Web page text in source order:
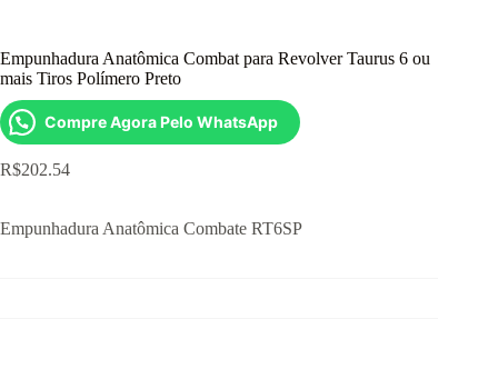
Empunhadura Anatômica Combat para Revolver Taurus 6 ou
mais Tiros Polímero Preto
Compre Agora Pelo WhatsApp
R$202.54
Empunhadura Anatômica Combate RT6SP